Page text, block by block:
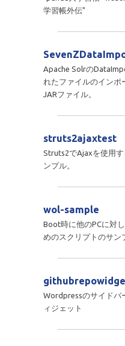
学習帳外伝"
Apache Solrの
れたファイルのインポ
JARファイル。
struts2ajaxtest
Struts2でAjaxを使用
ンプル。
wol-sample
Boot時に他のPCに対
めのスクリプトのサン
Wordpressのサイドバ
ィジェット